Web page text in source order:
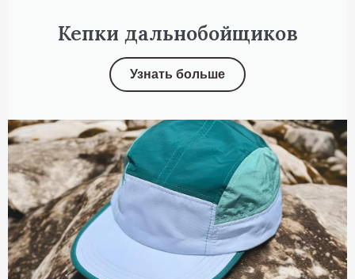
Кепки дальнобойщиков
Узнать больше